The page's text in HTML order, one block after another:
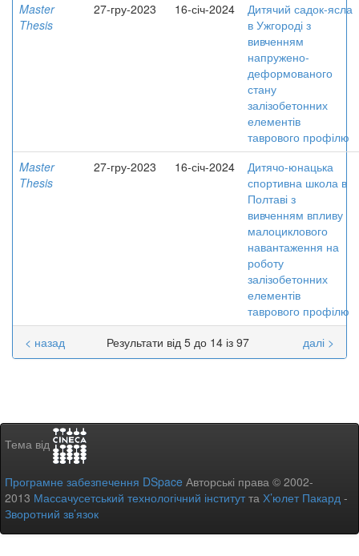
Master
Thesis
27-гру-2023 16-січ-2024
Дитячий садок-ясла
в Ужгороді з
вивченням
напружено-
деформованого
стану
залізобетонних
елементів
таврового профілю
Master
Thesis
27-гру-2023 16-січ-2024
Дитячо-юнацька
спортивна школа в
Полтаві з
вивченням впливу
малоциклового
навантаження на
роботу
залізобетонних
елементів
таврового профілю
Результати від 5 до 14 із 97
< назад далі >
Тема від
Програмне забезпечення DSpace Авторські права © 2002-
2013 Массачусетський технологічний інститутта Х’юлет Пакард -
Зворотний зв’язок